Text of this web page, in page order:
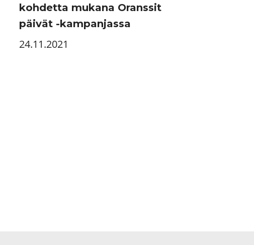
kohdetta mukana Oranssit
päivät -kampanjassa
24.11.2021